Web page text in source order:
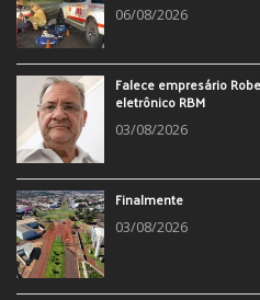
06/08/2026
Falece empresário
eletrônico RBM
03/08/2026
Finalmente
03/08/2026